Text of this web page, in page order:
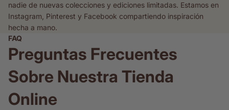
nadie de nuevas colecciones y ediciones limitadas. Estamos en
Instagram, Pinterest y Facebook compartiendo inspiración
hecha a mano.
FAQ
Preguntas Frecuentes
Sobre Nuestra Tienda
Online